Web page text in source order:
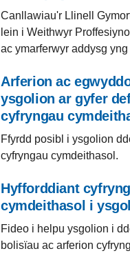
Canllawiau'r Llinell
lein i Weithwyr
ac ymarferwyr addysg
Arferion ac
ysgolion ar gyfer
cyfryngau
Ffyrdd posibl i ysgolion
cyfryngau cymdeithasol.
Hyfforddiant
cymdeithasol i
Fideo i helpu ysgolion i
bolisïau ac arferion